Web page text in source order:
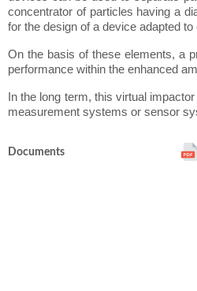
concentrator of particles having a
for the design of a device adapted
On the basis of these elements, a
performance within the enhanced
In the long term, this virtual
measurement systems or sensor
Documents